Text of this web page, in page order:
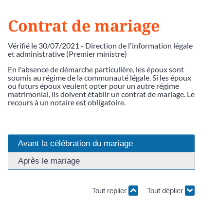
Contrat de mariage
Vérifié le 30/07/2021 - Direction de l'information légale
et administrative (Premier ministre)
En l'absence de démarche particulière, les époux sont
soumis au régime de la communauté légale. Si les époux
ou futurs époux veulent opter pour un autre régime
matrimonial, ils doivent établir un contrat de mariage. Le
recours à un notaire est obligatoire.
Avant la célébration du mariage
Après le mariage
Tout replier Tout déplier